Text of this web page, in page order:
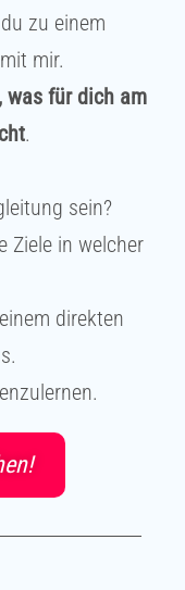
zu einem
mit mir.
was für dich am
.
sein?
Ziele in welcher
direkten